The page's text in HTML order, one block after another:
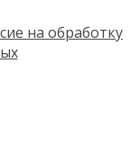
на обработку